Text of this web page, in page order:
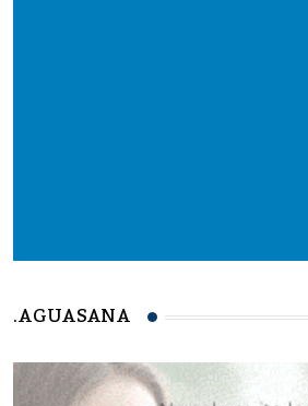
.AGUASANA